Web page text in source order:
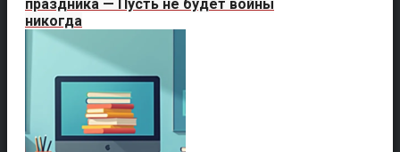
праздника — Пусть не будет войны
никогда